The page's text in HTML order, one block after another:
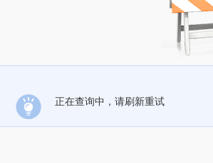
正在查询中，请刷新重试